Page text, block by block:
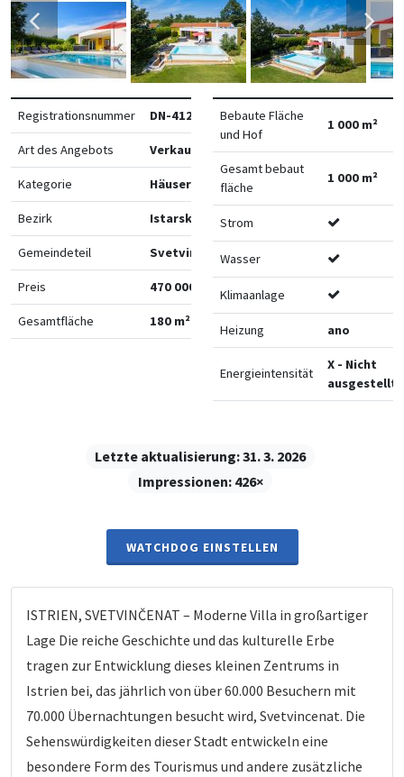
Registrationsnummer DN-41264
Art des Angebots Verkauf
Kategorie Häuser
Bezirk Istarska
Gemeindeteil Svetvinčenat
Preis 470 000 €
Gesamtfläche 180 m²
Bebaute Fläche
und Hof
1 000 m²
Gesamt bebaut
fläche
1 000 m²
Strom
Wasser
Klimaanlage
Heizung ano
Energieintensität
X - Nicht
ausgestellt
Letzte aktualisierung:31. 3. 2026
Impressionen: 426×
WATCHDOG EINSTELLEN
ISTRIEN, SVETVINČENAT – Moderne Villa in großartiger
Lage Die reiche Geschichte und das kulturelle Erbe
tragen zur Entwicklung dieses kleinen Zentrums in
Istrien bei, das jährlich von über 60.000 Besuchern mit
70.000 Übernachtungen besucht wird, Svetvincenat. Die
Sehenswürdigkeiten dieser Stadt entwickeln eine
besondere Form des Tourismus und andere zusätzliche